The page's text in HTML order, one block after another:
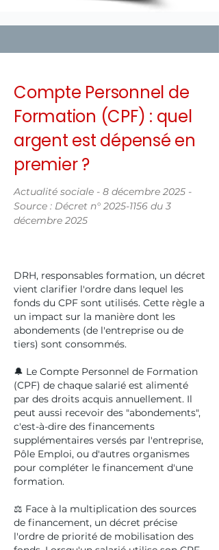
Compte Personnel de
Formation (CPF) : quel
argent est dépensé en
premier ?
Actualité sociale - 8 décembre 2025 -
Source : Décret n° 2025-1156 du 3
décembre 2025
DRH, responsables formation, un décret
vient clarifier l'ordre dans lequel les
fonds du CPF sont utilisés. Cette règle a
un impact sur la manière dont les
abondements (de l'entreprise ou de
tiers) sont consommés.
🔔 Le Compte Personnel de Formation
(CPF) de chaque salarié est alimenté
par des droits acquis annuellement. Il
peut aussi recevoir des "abondements",
c'est-à-dire des financements
supplémentaires versés par l'entreprise,
Pôle Emploi, ou d'autres organismes
pour compléter le financement d'une
formation.
⚖️ Face à la multiplication des sources
de financement, un décret précise
l'ordre de priorité de mobilisation des